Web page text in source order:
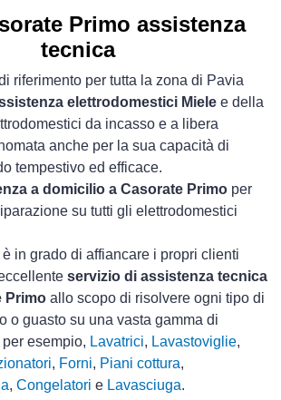
Primo assistenza
tecnica
riferimento per tutta la zona di Pavia
elettrodomestici Miele e della
da incasso e a libera
anche per la sua capacità di
tempestivo ed efficace.
a domicilio a Casorate Primo per
su tutti gli elettrodomestici
in grado di affiancare i propri clienti
servizio di assistenza tecnica
Primo allo scopo di risolvere ogni tipo di
o guasto su una vasta gamma di
esempio, Lavatrici, Lavastoviglie,
, Forni, Piani cottura,
, Congelatori e Lavasciuga.